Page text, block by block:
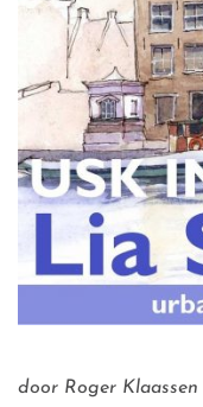
door Roger Klaassen